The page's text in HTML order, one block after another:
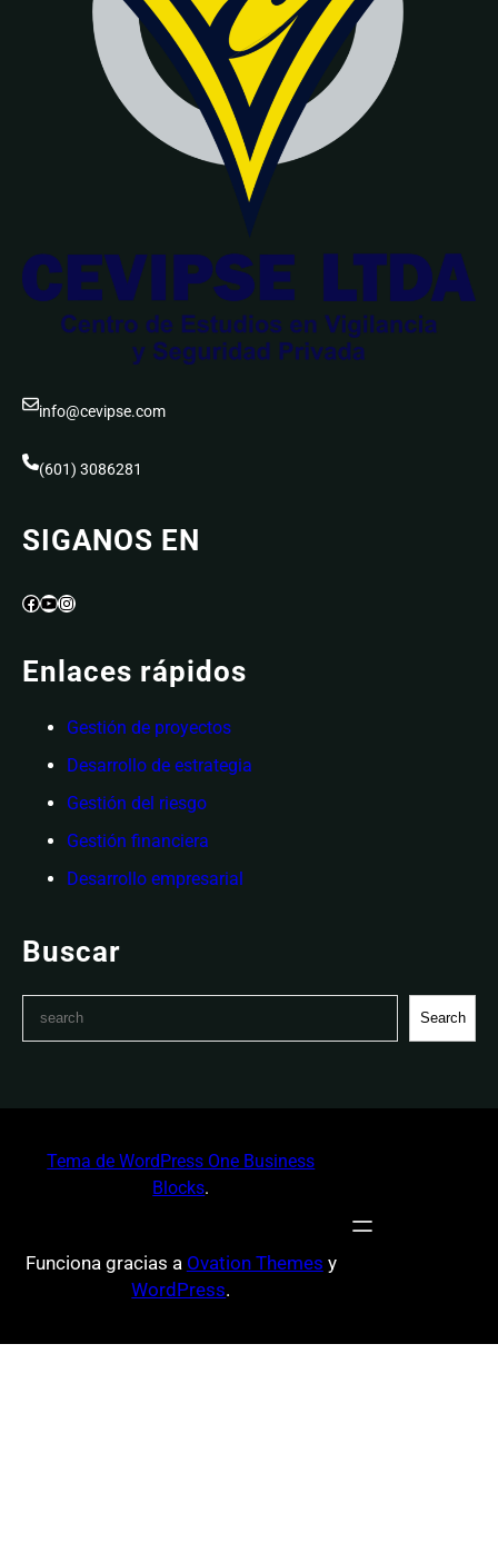
info@cevipse.com
(601) 3086281
SIGANOS EN
Facebook YouTube Instagram
Enlaces rápidos
Gestión de proyectos
Desarrollo de estrategia
Gestión del riesgo
Gestión financiera
Desarrollo empresarial
Buscar
c
Search
Tema de WordPress One Business
Blocks.
Funciona gracias a Ovation Themes y
WordPress.